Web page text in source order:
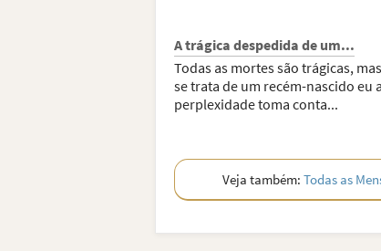
A trágica despedida de um...
Todas as mortes são trágicas,
se trata de um recém-nascido eu
perplexidade toma conta...
Veja também:Todas as